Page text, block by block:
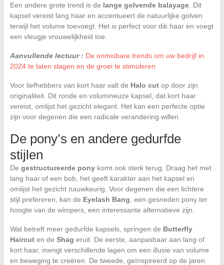
Een andere grote trend is de lange golvende balayage. Dit
kapsel vereist lang haar en accentueert de natuurlijke golven
terwijl het volume toevoegt. Het is perfect voor dik haar en voegt
een vleugje vrouwelijkheid toe.
Aanvullende lectuur : De onmisbare trends om uw bedrijf in
2024 te laten slagen en de groei te stimuleren
Voor liefhebbers van kort haar valt de Halo cutop door zijn
originaliteit. Dit ronde en volumineuze kapsel, dat kort haar
vereist, omlijst het gezicht elegant. Het kan een perfecte optie
zijn voor degenen die een radicale verandering willen.
De pony’s en andere gedurfde
stijlen
De gestructureerde ponykomt ook sterk terug. Draag het met
lang haar of een bob, het geeft karakter aan het kapsel en
omlijst het gezicht nauwkeurig. Voor degenen die een lichtere
stijl prefereren, kan de Eyelash Bang , een gesneden pony ter
hoogte van de wimpers, een interessante alternatieve zijn.
Wat betreft meer gedurfde kapsels, springen de Butterfly
Haircuten de Shag eruit. De eerste, aanpasbaar aan lang of
kort haar, mengt verschillende lagen om een illusie van volume
en beweging te creëren. De tweede, geïnspireerd op de jaren